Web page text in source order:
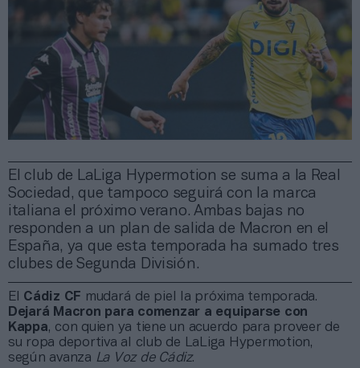
El club de LaLiga Hypermotion se suma a la Real
Sociedad, que tampoco seguirá con la marca
italiana el próximo verano. Ambas bajas no
responden a un plan de salida de Macron en el
España, ya que esta temporada ha sumado tres
clubes de Segunda División.
El Cádiz CF mudará de piel la próxima temporada.
Dejará Macron para comenzar a equiparse con
Kappa, con quien ya tiene un acuerdo para proveer de
su ropa deportiva al club de LaLiga Hypermotion,
según avanza La Voz de Cádiz.